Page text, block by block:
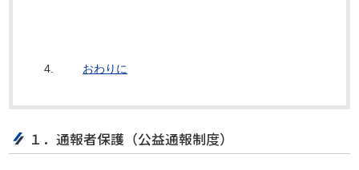
おわりに
１．通報者保護（公益通報制度）